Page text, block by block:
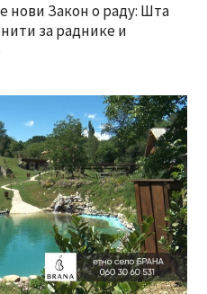
нови Закон о раду: Шта
за раднике и